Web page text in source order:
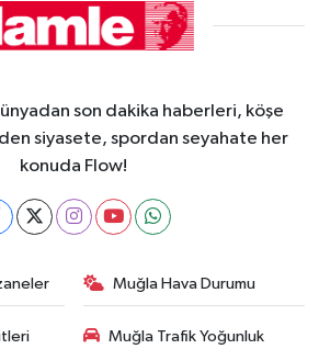
son dakika haberleri, köşe
siyasete, spordan seyahate her
konuda Flow!
Muğla Hava Durumu
Muğla Trafik Yoğunluk